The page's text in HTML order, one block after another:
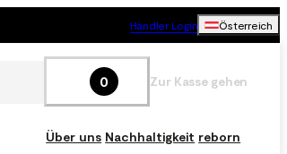
Händler Login Österreich
0 Zur Kasse gehen
Über uns Nachhaltigkeit reborn